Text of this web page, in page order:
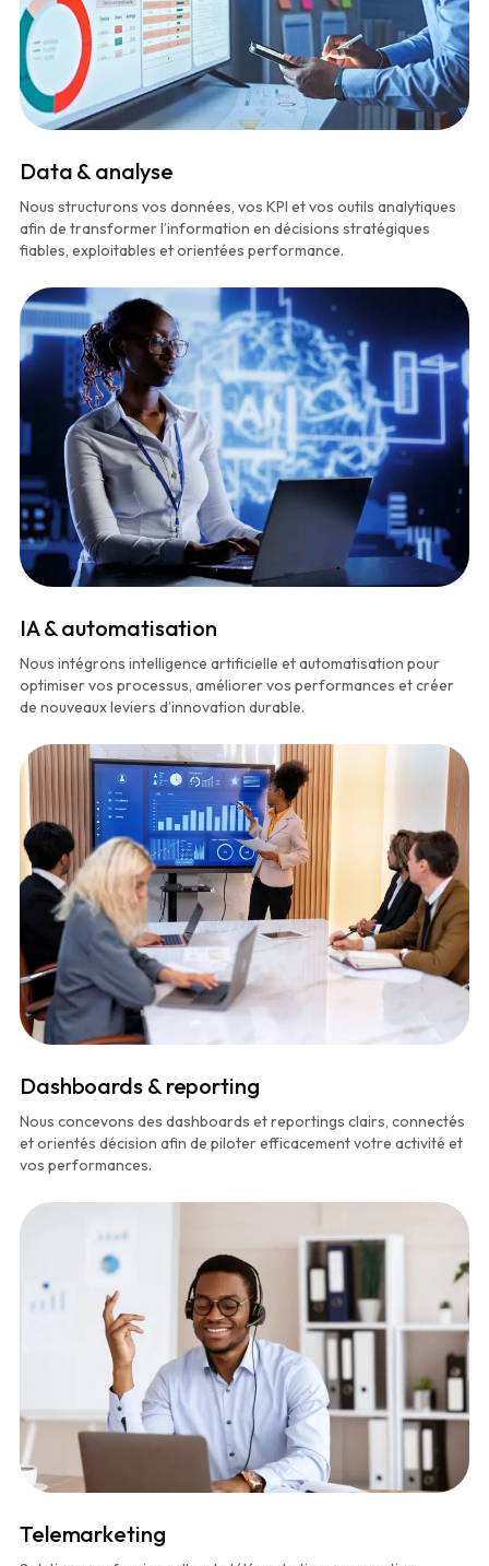
Data & analyse
Nous structurons vos données, vos KPI et vos outils analytiques
afin de transformer l’information en décisions stratégiques
fiables, exploitables et orientées performance.
IA & automatisation
Nous intégrons intelligence artificielle et automatisation pour
optimiser vos processus, améliorer vos performances et créer
de nouveaux leviers d’innovation durable.
Dashboards & reporting
Nous concevons des dashboards et reportings clairs, connectés
et orientés décision afin de piloter efficacement votre activité et
vos performances.
Telemarketing